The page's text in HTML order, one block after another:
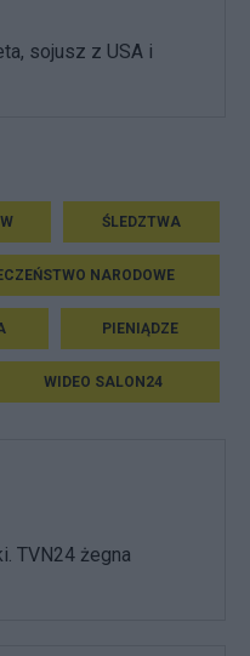
sojusz z USA i
ŚLEDZTWA
NARODOWE
PIENIĄDZE
WIDEO SALON24
TVN24 żegna